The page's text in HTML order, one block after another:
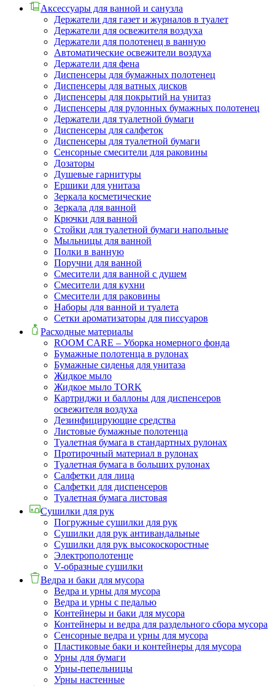
Аксессуары для ванной и санузла
Держатели для газет и журналов в туалет
Держатели для освежителя воздуха
Держатели для полотенец в ванную
Автоматические освежители воздуха
Держатели для фена
Диспенсеры для бумажных полотенец
Диспенсеры для ватных дисков
Диспенсеры для покрытий на унитаз
Диспенсеры для рулонных бумажных полотенец
Держатели для туалетной бумаги
Диспенсеры для салфеток
Диспенсеры для туалетной бумаги
Сенсорные смесители для раковины
Дозаторы
Душевые гарнитуры
Ершики для унитаза
Зеркала косметические
Зеркала для ванной
Крючки для ванной
Стойки для туалетной бумаги напольные
Мыльницы для ванной
Полки в ванную
Поручни для ванной
Смесители для ванной с душем
Смесители для кухни
Смесители для раковины
Наборы для ванной и туалета
Сетки ароматизаторы для писсуаров
Расходные материалы
ROOM CARE – Уборка номерного фонда
Бумажные полотенца в рулонах
Бумажные сиденья для унитаза
Жидкое мыло
Жидкое мыло TORK
Картриджи и баллоны для диспенсеров
освежителя воздуха
Дезинфицирующие средства
Листовые бумажные полотенца
Туалетная бумага в стандартных рулонах
Протирочный материал в рулонах
Туалетная бумага в больших рулонах
Салфетки для лица
Салфетки для диспенсеров
Туалетная бумага листовая
Сушилки для рук
Погружные сушилки для рук
Сушилки для рук антивандальные
Сушилки для рук высокоскоростные
Электрополотенце
V-образные сушилки
Ведра и баки для мусора
Ведра и урны для мусора
Ведра и урны с педалью
Контейнеры и баки для мусора
Контейнеры и ведра для раздельного сбора мусора
Сенсорные ведра и урны для мусора
Пластиковые баки и контейнеры для мусора
Урны для бумаги
Урны-пепельницы
Урны настенные